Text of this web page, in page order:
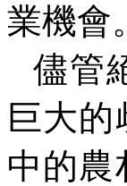
業機會。
儘管
巨大
中的農